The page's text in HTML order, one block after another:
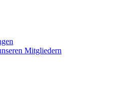
Mitgliedern